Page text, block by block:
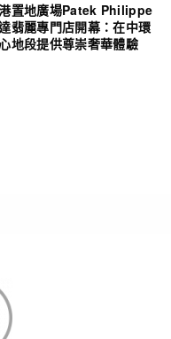
置地廣場Patek Philippe
翡麗專門店開幕：在中環
地段提供尊崇奢華體驗